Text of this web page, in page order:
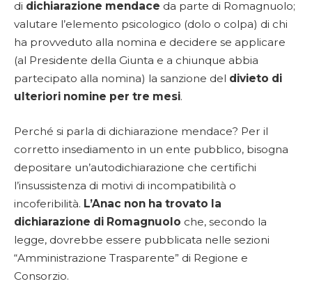
di dichiarazione mendace da parte di Romagnuolo;
valutare l’elemento psicologico (dolo o colpa) di chi
ha provveduto alla nomina e decidere se applicare
(al Presidente della Giunta e a chiunque abbia
partecipato alla nomina) la sanzione del divieto di
ulteriori nomine per tre mesi.
Perché si parla di dichiarazione mendace? Per il
corretto insediamento in un ente pubblico, bisogna
depositare un’autodichiarazione che certifichi
l’insussistenza di motivi di incompatibilità o
incoferibilità. L’Anac non ha trovato la
dichiarazione di Romagnuolo che, secondo la
legge, dovrebbe essere pubblicata nelle sezioni
“Amministrazione Trasparente” di Regione e
Consorzio.